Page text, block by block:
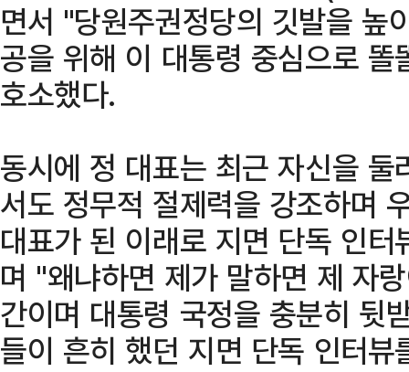
면서 "당원주권정당의 깃발을 높
공을 위해 이 대통령 중심으로
호소했다.
동시에 정 대표는 최근 자신을
서도 정무적 절제력을 강조하며
대표가 된 이래로 지면 단독 인
며 "왜냐하면 제가 말하면 제 자
간이며 대통령 국정을 충분히 뒷
들이 흔히 했던 지면 단독 인터